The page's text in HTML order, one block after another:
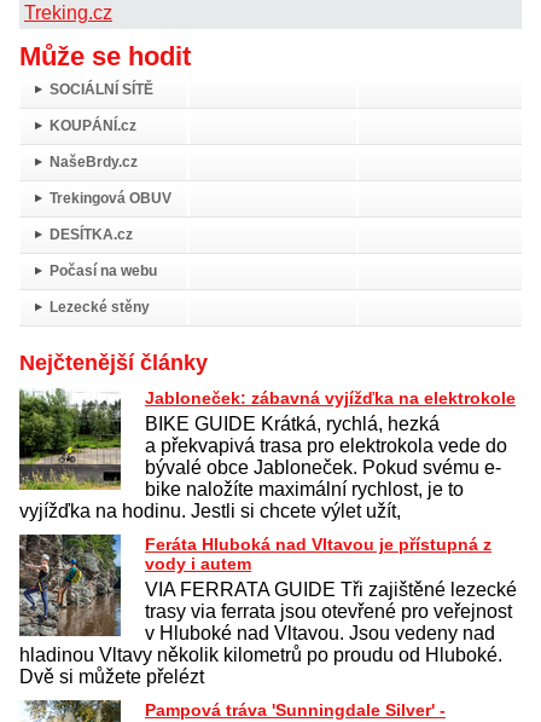
Treking.cz
Může se hodit
SOCIÁLNÍ SÍTĚ
KOUPÁNÍ.cz
NašeBrdy.cz
Trekingová OBUV
DESÍTKA.cz
Počasí na webu
Lezecké stěny
Nejčtenější články
Jabloneček: zábavná vyjížďka na elektrokole
BIKE GUIDE Krátká, rychlá, hezká
a překvapivá trasa pro elektrokola vede do
bývalé obce Jabloneček. Pokud svému e-
bike naložíte maximální rychlost, je to
vyjížďka na hodinu. Jestli si chcete výlet užít,
Feráta Hluboká nad Vltavou je přístupná z
vody i autem
VIA FERRATA GUIDE Tři zajištěné lezecké
trasy via ferrata jsou otevřené pro veřejnost
v Hluboké nad Vltavou. Jsou vedeny nad
hladinou Vltavy několik kilometrů po proudu od Hluboké.
Dvě si můžete přelézt
Pampová tráva 'Sunningdale Silver' -